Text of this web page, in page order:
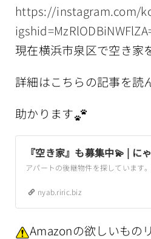
https://instagram.com/
現在横浜市泉区で空き家
詳細はこちらの記事を読
助かります
『空き家』も募集中💫 | に
nyab.riric.biz
Amazonの欲しいもの